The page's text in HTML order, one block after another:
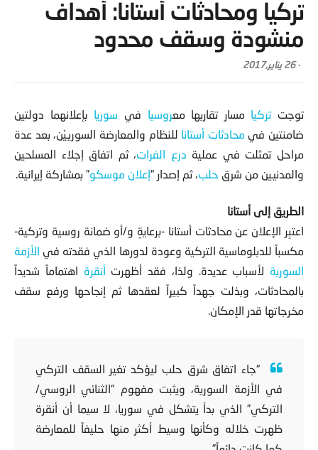
تركيا ومحادثات أستانا: أهداف
منشودة وسقف محدود
توجت تركيا مسار تقاربها معروسيا فيسوريابإعلانهما دولتين
ضامنتين في
محادثات أستانا
للنظام والمعارضة السورييْن، بعد عدة
مراحل تمثلت في عملية
درع الفرات، ثم اتفاق إجلاء المسلحين
الطريق إلى أستانا
اعتبِر الإعلان عن محادثات أستانا -برعايةٍ و/أو ضمانة روسية وتركية-
مكسباً للدبلوماسية التركية وعودة لدورها الذي فقدته في
الأزمة
السوريةلأسباب عديدة. ولذا، فقد أظهرت أنقرة
اهتماماً شديداً
بالمحادثات، وبذلت جهداً كبيراً لعقدها ثم إنجاحها ورفع سقف
“جاء اتفاق شرق حلب ليؤكد تغير السقف التركي
في الأزمة السورية، ويثبت مفهوم “الثنائي الروسي/
التركي” الذي بدأ يتشكل في سوريا، لا سيما أن أنقرة
ظهرت خلاله وكأنها وسيط أكثر منها حليفاً للمعارضة